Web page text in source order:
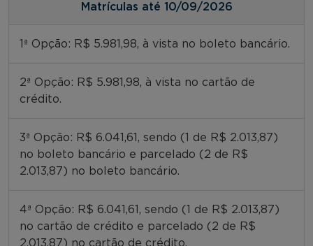
Matrículas até 10/09/2026
1ª Opção: R$ 5.981,98, à vista no boleto bancário.
2ª Opção: R$ 5.981,98, à vista no cartão de
crédito.
3ª Opção: R$ 6.041,61, sendo (1 de R$ 2.013,87)
no boleto bancário e parcelado (2 de R$
2.013,87) no boleto bancário.
4ª Opção: R$ 6.041,61, sendo (1 de R$ 2.013,87)
no cartão de crédito e parcelado (2 de R$
2.013,87) no cartão de crédito.